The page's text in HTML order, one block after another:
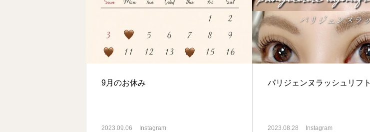
9月のお休み
2023.09.06 Instagram
パリジェンヌラッシュリフト
2023.08.28 Instagram